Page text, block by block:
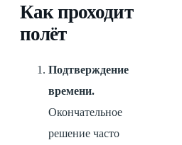
Как проходит
полёт
Подтверждение
времени.
Окончательное
решение часто